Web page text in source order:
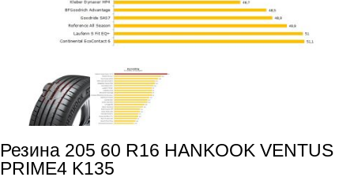
Резина 205 60 R16 HANKOOK VENTUS
PRIME4 K135